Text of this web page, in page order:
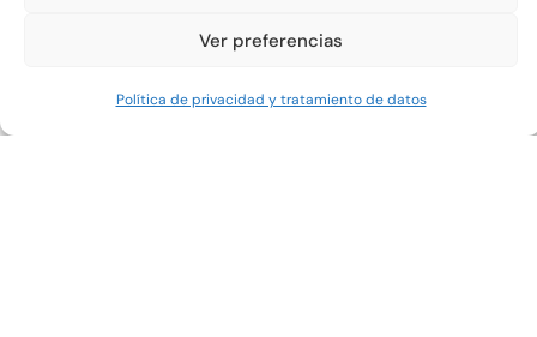
Ver preferencias
Política de privacidad y tratamiento de datos